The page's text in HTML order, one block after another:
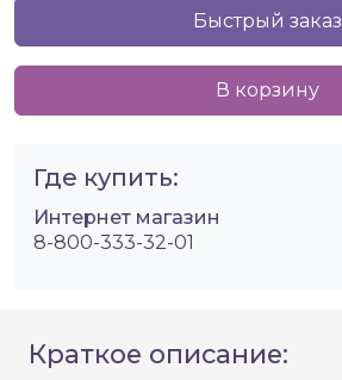
Быстрый заказ
В корзину
Где купить:
Интернет магазин
8-800-333-32-01
Краткое описание: